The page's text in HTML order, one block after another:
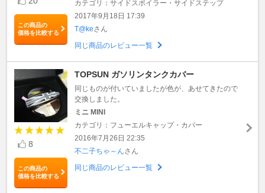
この商品の
価格を比較する
カテゴリ：サイドスポイラー・サイドステップ
2017年9月18日 17:39
T@keさん
同じ商品のレビュー一覧
8
この商品の
価格を比較する
TOPSUN ガソリンタンクカバー
同じものが付いていましたが色が、あせてきたので
交換しました。
ミニ MINI
カテゴリ：フューエルキャップ・カバー
2016年7月26日 22:35
不二子ちゃ～んさん
同じ商品のレビュー一覧